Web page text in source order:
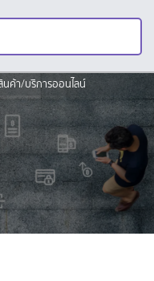
นค้า/บริการออนไลน์